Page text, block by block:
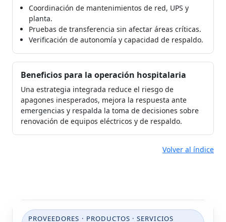
Coordinación de mantenimientos de red, UPS y
planta.
Pruebas de transferencia sin afectar áreas críticas.
Verificación de autonomía y capacidad de respaldo.
Beneficios para la operación hospitalaria
Una estrategia integrada reduce el riesgo de
apagones inesperados, mejora la respuesta ante
emergencias y respalda la toma de decisiones sobre
renovación de equipos eléctricos y de respaldo.
Volver al índice
PROVEEDORES · PRODUCTOS · SERVICIOS